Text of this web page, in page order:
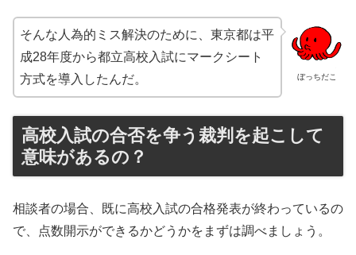
ぼっちだこ
そんな人為的ミス解決のために、東京都は平
成28年度から都立高校入試にマークシート
方式を導入したんだ。
高校入試の合否を争う裁判を起こして
意味があるの？
相談者の場合、既に高校入試の合格発表が終わっているの
で、点数開示ができるかどうかをまずは調べましょう。